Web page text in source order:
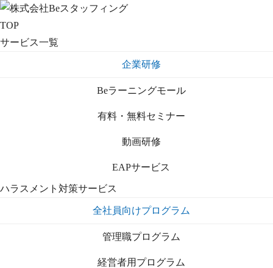
TOP
サービス一覧
企業研修
Beラーニングモール
有料・無料セミナー
動画研修
EAPサービス
ハラスメント対策サービス
全社員向けプログラム
管理職プログラム
経営者用プログラム